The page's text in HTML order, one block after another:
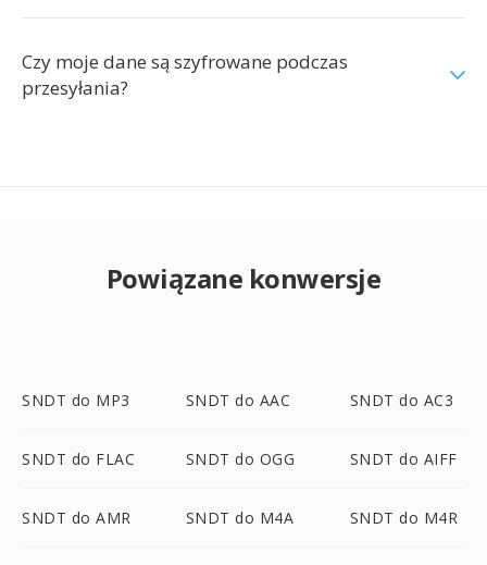
Czy moje dane są szyfrowane podczas
przesyłania?
Powiązane konwersje
SNDT do MP3 SNDT do AAC SNDT do AC3
SNDT do FLAC SNDT do OGG SNDT do AIFF
SNDT do AMR SNDT do M4A SNDT do M4R